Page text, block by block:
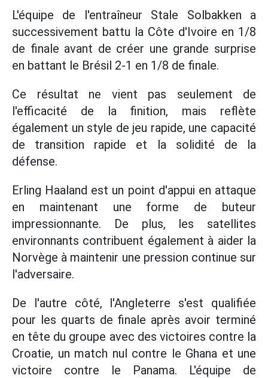
L'équipe de l'entraîneur Stale Solbakken a
successivement battu la Côte d'Ivoire en 1/8
de finale avant de créer une grande surprise
en battant le Brésil 2-1 en 1/8 de finale.
Ce résultat ne vient pas seulement de
l'efficacité de la finition, mais reflète
également un style de jeu rapide, une capacité
de transition rapide et la solidité de la
défense.
Erling Haaland est un point d'appui en attaque
en maintenant une forme de buteur
impressionnante. De plus, les satellites
environnants contribuent également à aider la
Norvège à maintenir une pression continue sur
l'adversaire.
De l'autre côté, l'Angleterre s'est qualifiée
pour les quarts de finale après avoir terminé
en tête du groupe avec des victoires contre la
Croatie, un match nul contre le Ghana et une
victoire contre le Panama. L'équipe de